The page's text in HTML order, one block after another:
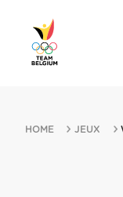
HOME JEUX